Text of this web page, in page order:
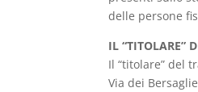
delle persone
IL “TITOLARE”
Il “titolare” del
Via dei